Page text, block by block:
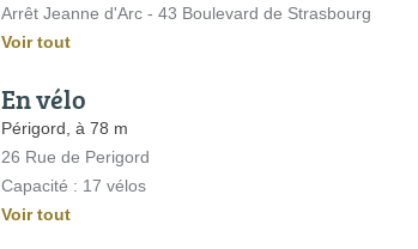
Arrêt Jeanne d'Arc - 43 Boulevard de Strasbourg
Voir tout
En vélo
Périgord, à 78 m
26 Rue de Perigord
Capacité : 17 vélos
Voir tout